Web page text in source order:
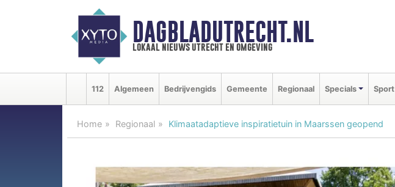
DAGBLADUTRECHT.NL
lokaal nieuws utrecht en omgeving
112 Algemeen Bedrijvengids Gemeente Regionaal Specials Sport
Home Regionaal Klimaatadaptieve inspiratietuin in Maarssen geopend